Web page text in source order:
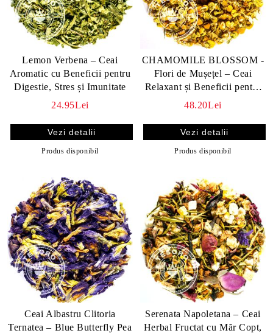
Lemon Verbena – Ceai
Aromatic cu Beneficii pentru
Digestie, Stres și Imunitate
24.95Lei
Vezi detalii
Produs disponibil
CHAMOMILE BLOSSOM -
Flori de Mușețel – Ceai
Relaxant și Beneficii pentru
Sănătate
48.20Lei
Vezi detalii
Produs disponibil
Ceai Albastru Clitoria
Ternatea – Blue Butterfly Pea
Serenata Napoletana – Ceai
Herbal Fructat cu Măr Copt,